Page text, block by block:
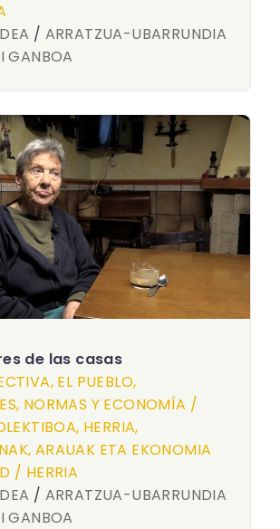
/ ARRATZUA-UBARRUNDIA
GANBOA
de las casas
EL PUEBLO,
NORMAS Y ECONOMÍA /
HERRIA,
ARAUAK ETA EKONOMIA
/ HERRIA
/ ARRATZUA-UBARRUNDIA
GANBOA